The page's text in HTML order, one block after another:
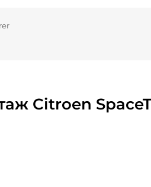
Citroen